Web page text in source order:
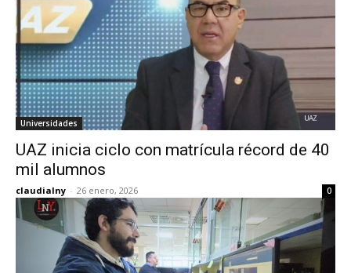
Universidades
UAZ inicia ciclo con matrícula récord de 40
mil alumnos
claudialny - 26 enero, 2026 0